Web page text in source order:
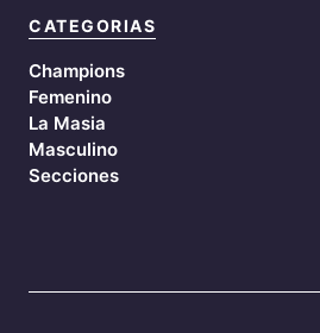
CATEGORIAS
Champions
Femenino
La Masia
Masculino
Secciones